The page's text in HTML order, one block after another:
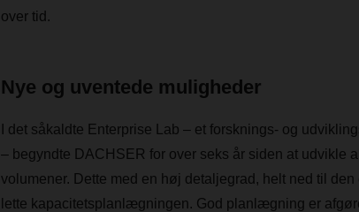
over tid.
Nye og uventede muligheder
I det såkaldte Enterprise Lab – et forsknings- og
– begyndte DACHSER for over seks år siden at udvikle
volumener. Dette med en høj detaljegrad, helt ned til
lette kapacitetsplanlægningen. God planlægning er